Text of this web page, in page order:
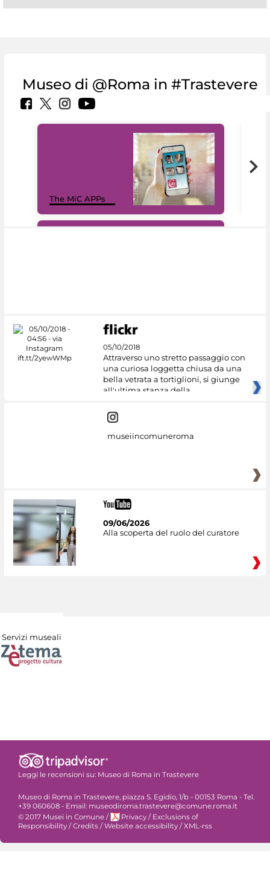
Museo di @Roma in #Trastevere
The MiC APPs
05/10/2018
Attraverso uno stretto passaggio con
una curiosa loggetta chiusa da una
bella vetrata a tortiglioni, si giunge
all'ultima stanza della
museiincomuneroma
09/06/2026
Alla scoperta del ruolo del curatore
Servizi museali
Leggi le recensioni su: Museo di Roma in Trastevere
Museo di Roma in Trastevere, piazza S. Egidio, 1/b - 00153 Roma - Tel.
+39 060608 - Email: museodiroma.trastevere@comune.roma.it
© 2017 Musei in Comune / Privacy / Exclusions of
Responsibility /Credits /Website accessibility /XML-rss